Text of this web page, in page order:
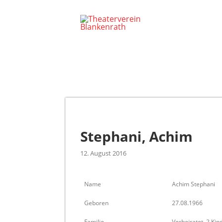
Stephani, Achim
12. August 2016
Name Achim Stephani
Geboren 27.08.1966